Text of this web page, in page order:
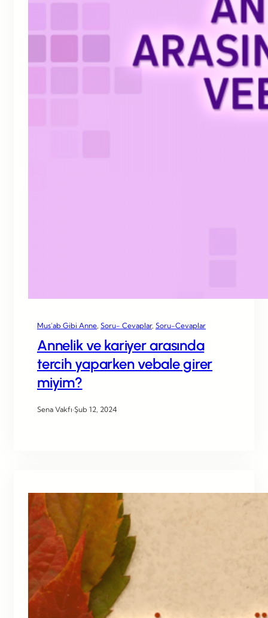
Mus’ab Gibi Anne Soru- Cevaplar, Soru-Cevaplar
Annelik ve kariyer arasında
tercih yaparken vebale girer
miyim?
Sena Vakfı·Şub 12, 2024